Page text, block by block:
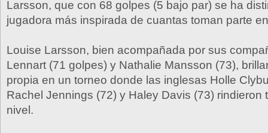
Larsson, que con 68 golpes (5 bajo par) se ha
jugadora más inspirada de cuantas toman parte
Louise Larsson, bien acompañada por sus
Lennart (71 golpes) y Nathalie Mansson (73),
propia en un torneo donde las inglesas Holle
Rachel Jennings (72) y Haley Davis (73) rindieron
nivel.